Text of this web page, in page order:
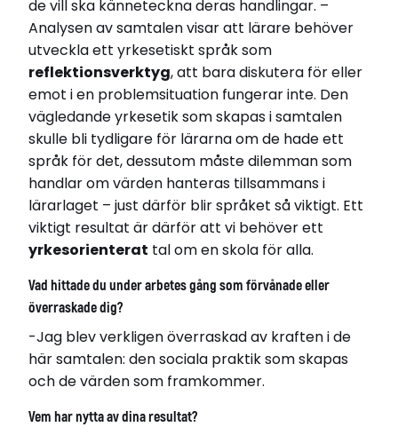
de vill ska känneteckna deras handlingar. –
Analysen av samtalen visar att lärare behöver
utveckla ett yrkesetiskt språk som
reflektionsverktyg, att bara diskutera för eller
emot i en problemsituation fungerar inte. Den
vägledande yrkesetik som skapas i samtalen
skulle bli tydligare för lärarna om de hade ett
språk för det, dessutom måste dilemman som
handlar om värden hanteras tillsammans i
lärarlaget – just därför blir språket så viktigt. Ett
viktigt resultat är därför att vi behöver ett
yrkesorienterat tal om en skola för alla.
Vad hittade du under arbetes gång som förvånade eller
överraskade dig?
-Jag blev verkligen överraskad av kraften i de
här samtalen: den sociala praktik som skapas
och de värden som framkommer.
Vem har nytta av dina resultat?